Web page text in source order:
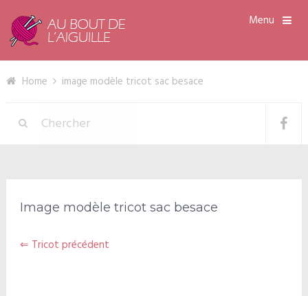
Menu
Home image modèle tricot sac besace
Image modèle tricot sac besace
⇐ Tricot précédent